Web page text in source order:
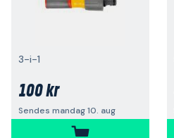
3-i-1
100 kr
Sendes mandag 10. aug